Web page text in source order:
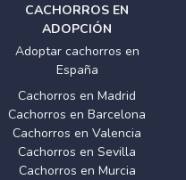
CACHORROS EN
ADOPCIÓN
Adoptar cachorros en
España
Cachorros en Madrid
Cachorros en Barcelona
Cachorros en Valencia
Cachorros en Sevilla
Cachorros en Murcia